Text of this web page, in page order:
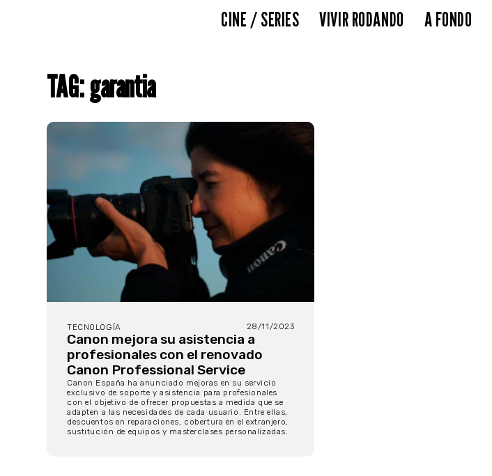
CINE / SERIES VIVIR RODANDO A FONDO
TAG: garantia
TECNOLOGÍA 28/11/2023
Canon mejora su asistencia a
profesionales con el renovado
Canon Professional Service
Canon España ha anunciado mejoras en su servicio
exclusivo de soporte y asistencia para profesionales
con el objetivo de ofrecer propuestas a medida que se
adapten a las necesidades de cada usuario. Entre ellas,
descuentos en reparaciones, cobertura en el extranjero,
sustitución de equipos y masterclases personalizadas.